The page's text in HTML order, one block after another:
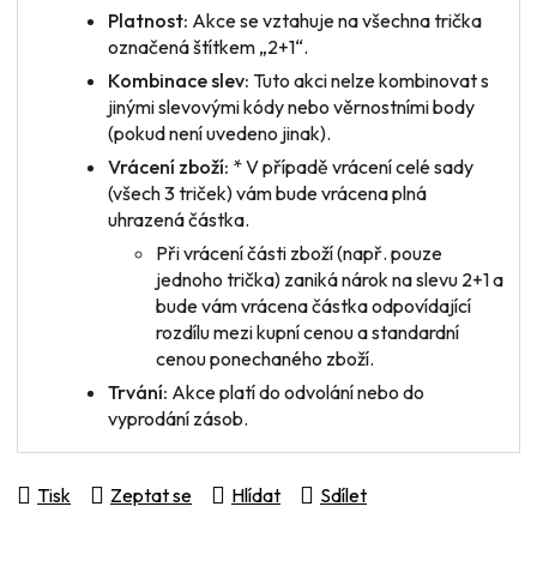
Platnost: Akce se vztahuje na všechna trička
označená štítkem „2+1“.
Kombinace slev: Tuto akci nelze kombinovat s
jinými slevovými kódy nebo věrnostními body
(pokud není uvedeno jinak).
Vrácení zboží: * V případě vrácenícelé sady
(všech 3 triček) vám bude vrácena plná
uhrazená částka.
Při vráceníčásti zboží(např. pouze
jednoho trička) zaniká nárok na slevu 2+1 a
bude vám vrácena částka odpovídající
rozdílu mezi kupní cenou a standardní
cenou ponechaného zboží.
Trvání: Akce platí do odvolání nebo do
vyprodání zásob.
Tisk Zeptat se Hlídat Sdílet